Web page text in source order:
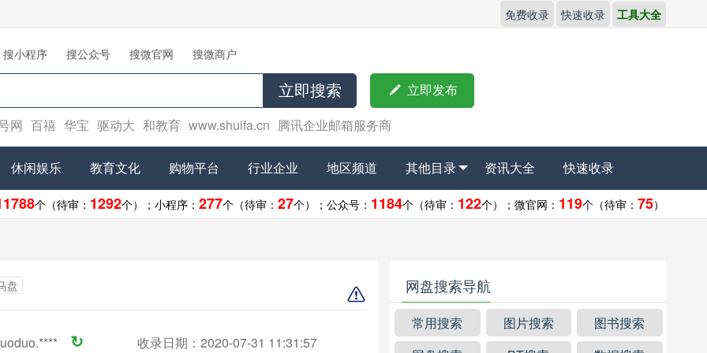
免费收录 快速收录 工具大全
搜小程序 搜公众号 搜微官网 搜微商户
立即搜索  立即发布
网 百禧 华宝 驱动大 和教育 www.shuifa.cn 腾讯企业邮箱服务商
休闲娱乐 教育文化 购物平台 行业企业 地区频道 其他目录 资讯大全 快速收录
个（待审： 1292个）； 小程序： 277个（待审： 27个）； 公众号： 1184个（待审： 122个）； 微官网： 119个（待审： 75）
盘
↻ 收录日期：2020-07-31 11:31:57
网盘搜索导航
常用搜索 图片搜索
图书搜索